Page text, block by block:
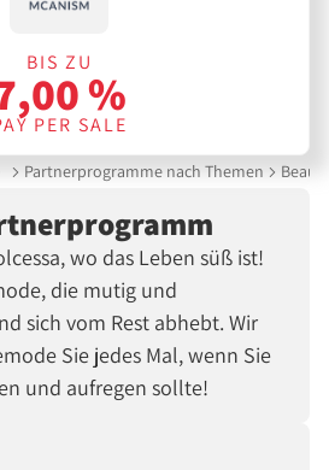
BIS ZU
%
PER SALE
Partnerprogramme nach Themen
wo das Leben süß ist!
die mutig und
sich vom Rest abhebt. Wir
Sie jedes Mal, wenn Sie
und aufregen sollte!